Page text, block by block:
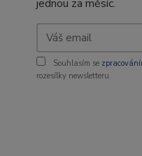
jednou za měsíc.
Souhlasím se
rozesílky newsletteru.